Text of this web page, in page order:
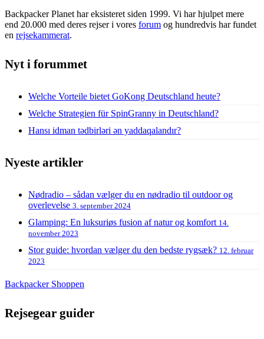
Backpacker Planet har eksisteret siden 1999. Vi har hjulpet mere
end 20.000 med deres rejser i vores forum og hundredvis har fundet
en rejsekammerat.
Nyt i forummet
Welche Vorteile bietet GoKong Deutschland heute?
Welche Strategien für SpinGranny in Deutschland?
Hansı idman tədbirləri ən yaddaqalandır?
Nyeste artikler
Nødradio – sådan vælger du en nødradio til outdoor og
overlevelse 3. september 2024
Glamping: En luksuriøs fusion af natur og komfort 14.
november 2023
Stor guide: hvordan vælger du den bedste rygsæk? 12. februar
2023
Backpacker Shoppen
Rejsegear guider